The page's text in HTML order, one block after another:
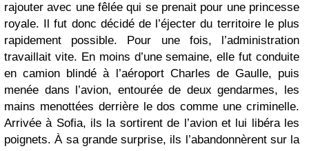
rajouter avec une fêlée qui se prenait pour une princesse
royale. Il fut donc décidé de l’éjecter du territoire le plus
rapidement possible. Pour une fois, l’administration
travaillait vite. En moins d’une semaine, elle fut conduite
en camion blindé à l’aéroport Charles de Gaulle, puis
menée dans l’avion, entourée de deux gendarmes, les
mains menottées derrière le dos comme une criminelle.
Arrivée à Sofia, ils la sortirent de l’avion et lui libéra les
poignets. À sa grande surprise, ils l’abandonnèrent sur la